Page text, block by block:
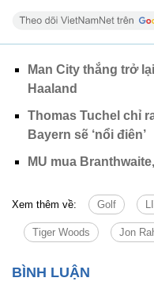
Man City thắng trở
Haaland
Thomas Tuchel chỉ
Bayern sẽ ‘nổi điên’
MU mua
Xem thêm về: Golf
Tiger Woods Jon